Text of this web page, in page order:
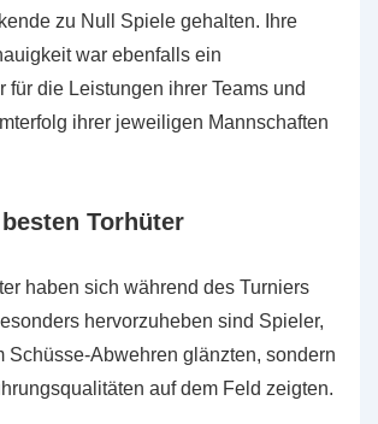
zu Null Spiele gehalten. Ihre
war ebenfalls ein
für die Leistungen ihrer Teams und
ihrer jeweiligen Mannschaften
Torhüter
haben sich während des Turniers
hervorzuheben sind Spieler,
Schüsse-Abwehren glänzten, sondern
auf dem Feld zeigten.